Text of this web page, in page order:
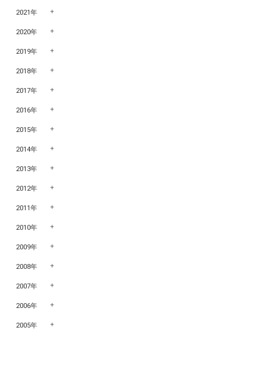
2021年
2020年
2019年
2018年
2017年
2016年
2015年
2014年
2013年
2012年
2011年
2010年
2009年
2008年
2007年
2006年
2005年